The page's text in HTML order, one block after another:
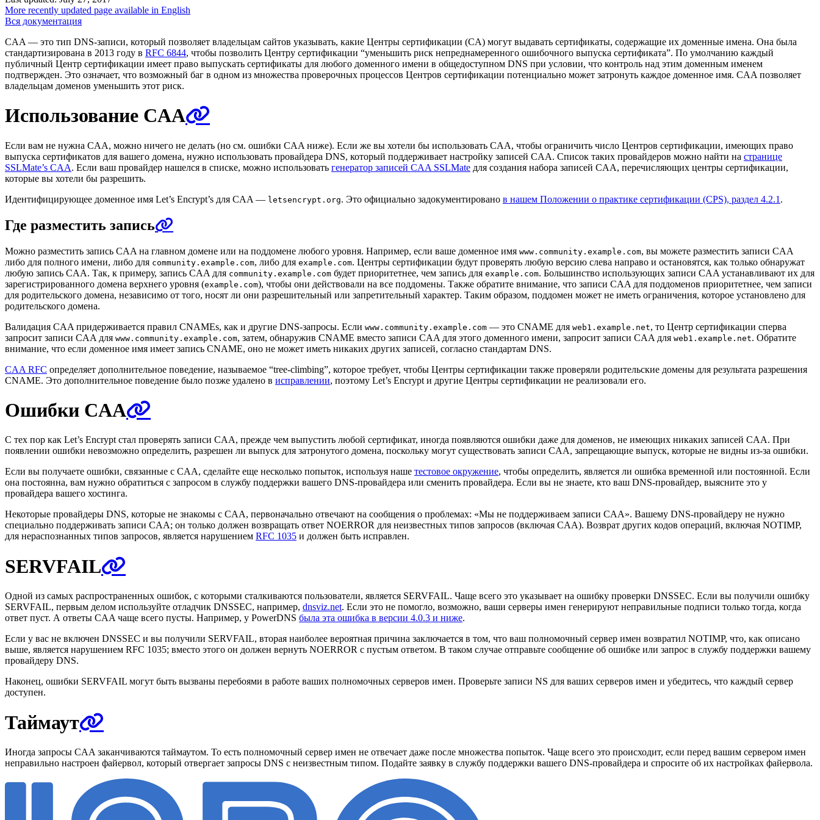
More recently updated page available in English
Вся документация
CAA — это тип DNS-записи, который позволяет владельцам сайтов указывать, какие Центры сертификации (CA) могут выдавать сертификаты, содержащие их доменные имена. Она была
стандартизирована в 2013 году в RFC 6844, чтобы позволить Центру сертификации “уменьшить риск непреднамеренного ошибочного выпуска сертификата”. По умолчанию каждый
публичный Центр сертификации имеет право выпускать сертификаты для любого доменного имени в общедоступном DNS при условии, что контроль над этим доменным именем
подтвержден. Это означает, что возможный баг в одном из множества проверочных процессов Центров сертификации потенциально может затронуть каждое доменное имя. CAA позволяет
владельцам доменов уменьшить этот риск.
Использование CAA
Если вам не нужна CAA, можно ничего не делать (но см. ошибки CAA ниже). Если же вы хотели бы использовать CAA, чтобы ограничить число Центров сертификации, имеющих право
выпуска сертификатов для вашего домена, нужно использовать провайдера DNS, который поддерживает настройку записей CAA. Список таких провайдеров можно найти на странице
SSLMate’s CAA. Если ваш провайдер нашелся в списке, можно использовать генератор записей CAA SSLMate для создания набора записей CAA, перечисляющих центры сертификации,
которые вы хотели бы разрешить.
Идентифицирующее доменное имя Let’s Encrypt’s для CAA — letsencrypt.org. Это официально задокументировано в нашем Положении о практике сертификации (CPS), раздел 4.2.1 .
Где разместить запись
Можно разместить запись CAA на главном домене или на поддомене любого уровня. Например, если ваше доменное имя www.community.example.com, вы можете разместить записи CAA
либо для полного имени, либо для community.example.com, либо для example.com. Центры сертификации будут проверять любую версию слева направо и остановятся, как только обнаружат
любую запись CAA. Так, к примеру, запись CAA для community.example.com будет приоритетнее, чем запись для example.com. Большинство использующих записи CAA устанавливают их для
зарегистрированного домена верхнего уровня (example.com), чтобы они действовали на все поддомены. Также обратите внимание, что записи CAA для поддоменов приоритетнее, чем записи
для родительского домена, независимо от того, носят ли они разрешительный или запретительный характер. Таким образом, поддомен может не иметь ограничения, которое установлено для
родительского домена.
Валидация CAA придерживается правил CNAMEs, как и другие DNS-запросы. Если www.community.example.com — это CNAME для web1.example.net, то Центр сертификации сперва
запросит записи CAA для www.community.example.com, затем, обнаружив CNAME вместо записи CAA для этого доменного имени, запросит записи CAA для web1.example.net. Обратите
внимание, что если доменное имя имеет запись CNAME, оно не может иметь никаких других записей, согласно стандартам DNS.
CAA RFC определяет дополнительное поведение, называемое “tree-climbing”, которое требует, чтобы Центры сертификации также проверяли родительские домены для результата разрешения
CNAME. Это дополнительное поведение было позже удалено в исправлении, поэтому Let’s Encrypt и другие Центры сертификации не реализовали его.
Ошибки CAA
С тех пор как Let’s Encrypt стал проверять записи CAA, прежде чем выпустить любой сертификат, иногда появляются ошибки даже для доменов, не имеющих никаких записей CAA. При
появлении ошибки невозможно определить, разрешен ли выпуск для затронутого домена, поскольку могут существовать записи CAA, запрещающие выпуск, которые не видны из-за ошибки.
Если вы получаете ошибки, связанные с CAA, сделайте еще несколько попыток, используя наше тестовое окружение, чтобы определить, является ли ошибка временной или постоянной. Если
она постоянна, вам нужно обратиться с запросом в службу поддержки вашего DNS-провайдера или сменить провайдера. Если вы не знаете, кто ваш DNS-провайдер, выясните это у
провайдера вашего хостинга.
Некоторые провайдеры DNS, которые не знакомы с CAA, первоначально отвечают на сообщения о проблемах: «Мы не поддерживаем записи CAA». Вашему DNS-провайдеру не нужно
специально поддерживать записи CAA; он только должен возвращать ответ NOERROR для неизвестных типов запросов (включая CAA). Возврат других кодов операций, включая NOTIMP,
для нераспознанных типов запросов, является нарушением RFC 1035 и должен быть исправлен.
SERVFAIL
Одной из самых распространенных ошибок, с которыми сталкиваются пользователи, является SERVFAIL. Чаще всего это указывает на ошибку проверки DNSSEC. Если вы получили ошибку
SERVFAIL, первым делом используйте отладчик DNSSEC, например, dnsviz.net. Если это не помогло, возможно, ваши серверы имен генерируют неправильные подписи только тогда, когда
ответ пуст. А ответы CAA чаще всего пусты. Например, у PowerDNS была эта ошибка в версии 4.0.3 и ниже.
Если у вас не включен DNSSEC и вы получили SERVFAIL, вторая наиболее вероятная причина заключается в том, что ваш полномочный сервер имен возвратил NOTIMP, что, как описано
выше, является нарушением RFC 1035; вместо этого он должен вернуть NOERROR с пустым ответом. В таком случае отправьте сообщение об ошибке или запрос в службу поддержки вашему
провайдеру DNS.
Наконец, ошибки SERVFAIL могут быть вызваны перебоями в работе ваших полномочных серверов имен. Проверьте записи NS для ваших серверов имен и убедитесь, что каждый сервер
доступен.
Таймаут
Иногда запросы CAA заканчиваются таймаутом. То есть полномочный сервер имен не отвечает даже после множества попыток. Чаще всего это происходит, если перед вашим сервером имен
неправильно настроен файервол, который отвергает запросы DNS с неизвестным типом. Подайте заявку в службу поддержки вашего DNS-провайдера и спросите об их настройках файервола.